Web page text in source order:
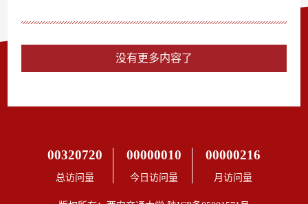
没有更多内容了
00320720
总访问量
00000010
今日访问量
00000216
月访问量